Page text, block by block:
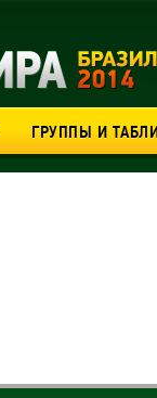
ГРУППЫ И